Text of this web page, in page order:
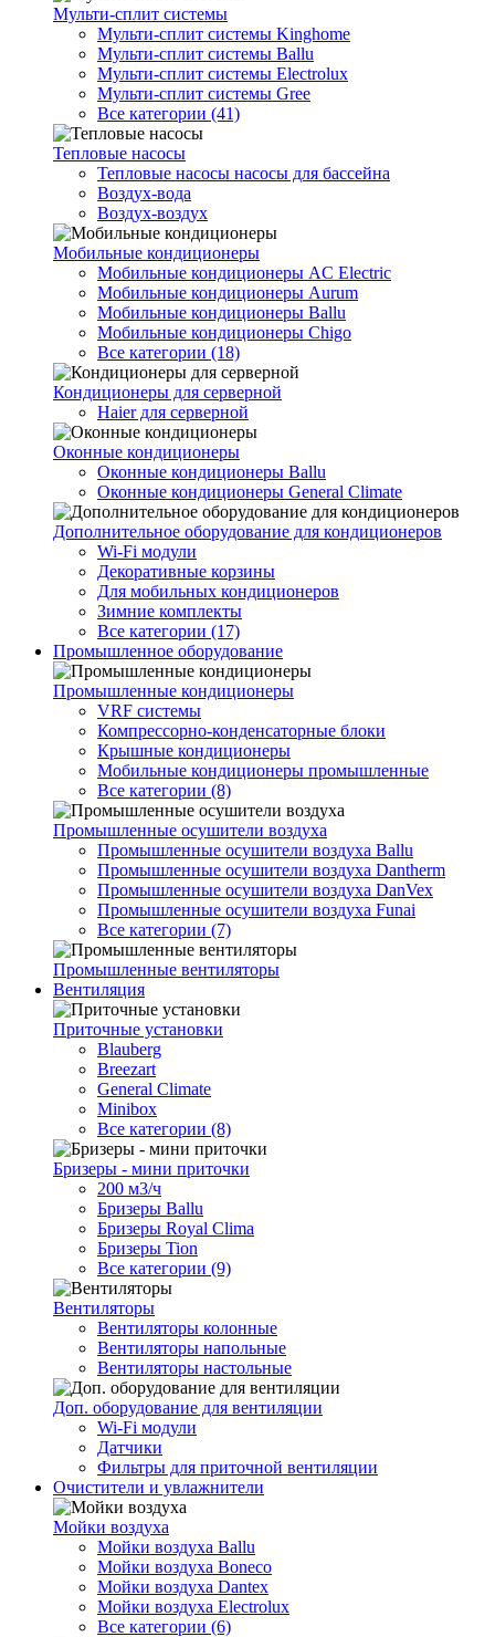
Мульти-сплит системы
Мульти-сплит системы Kinghome
Мульти-сплит системы Ballu
Мульти-сплит системы Electrolux
Мульти-сплит системы Gree
Все категории (41)
Тепловые насосы
Тепловые насосы насосы для бассейна
Воздух-вода
Воздух-воздух
Мобильные кондиционеры
Мобильные кондиционеры AC Electric
Мобильные кондиционеры Aurum
Мобильные кондиционеры Ballu
Мобильные кондиционеры Chigo
Все категории (18)
Кондиционеры для серверной
Haier для серверной
Оконные кондиционеры
Оконные кондиционеры Ballu
Оконные кондиционеры General Climate
Дополнительное оборудование для кондиционеров
Wi-Fi модули
Декоративные корзины
Для мобильных кондиционеров
Зимние комплекты
Все категории (17)
Промышленное оборудование
Промышленные кондиционеры
VRF системы
Компрессорно-конденсаторные блоки
Крышные кондиционеры
Мобильные кондиционеры промышленные
Все категории (8)
Промышленные осушители воздуха
Промышленные осушители воздуха Ballu
Промышленные осушители воздуха Dantherm
Промышленные осушители воздуха DanVex
Промышленные осушители воздуха Funai
Все категории (7)
Промышленные вентиляторы
Вентиляция
Приточные установки
Blauberg
Breezart
General Climate
Minibox
Все категории (8)
Бризеры - мини приточки
200 м3/ч
Бризеры Ballu
Бризеры Royal Clima
Бризеры Tion
Все категории (9)
Вентиляторы
Вентиляторы колонные
Вентиляторы напольные
Вентиляторы настольные
Доп. оборудование для вентиляции
Wi-Fi модули
Датчики
Фильтры для приточной вентиляции
Очистители и увлажнители
Мойки воздуха
Мойки воздуха Ballu
Мойки воздуха Boneco
Мойки воздуха Dantex
Мойки воздуха Electrolux
Все категории (6)